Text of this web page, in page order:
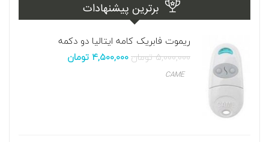
برترین پیشنهادات
ریموت فابریک کامه ایتالیا دو دکمه
۵,۰۰۰,۰۰۰تومان۴,۵۰۰,۰۰۰ تومان
CAME